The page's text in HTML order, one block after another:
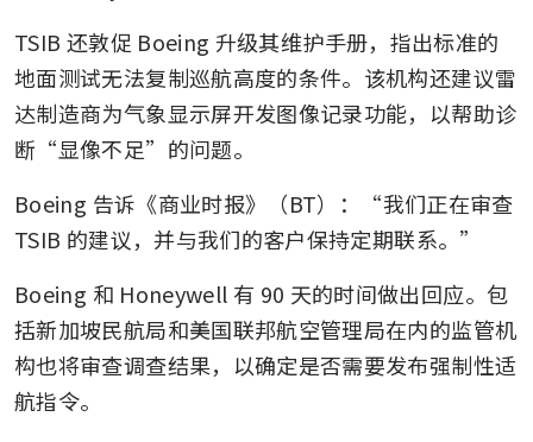
TSIB 还敦促 Boeing 升级其维护手册，指出标准的
地面测试无法复制巡航高度的条件。该机构还建议雷
达制造商为气象显示屏开发图像记录功能，以帮助诊
断“显像不足”的问题。
Boeing 告诉《商业时报》（BT）：“我们正在审查
TSIB 的建议，并与我们的客户保持定期联系。”
Boeing 和 Honeywell 有 90 天的时间做出回应。包
括新加坡民航局和美国联邦航空管理局在内的监管机
构也将审查调查结果，以确定是否需要发布强制性适
航指令。